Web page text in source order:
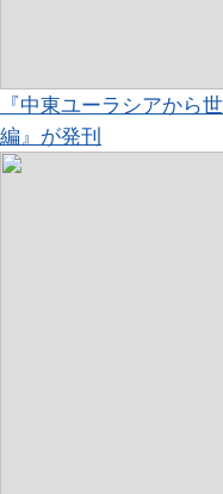
『中東ユーラシアから
編』が発刊